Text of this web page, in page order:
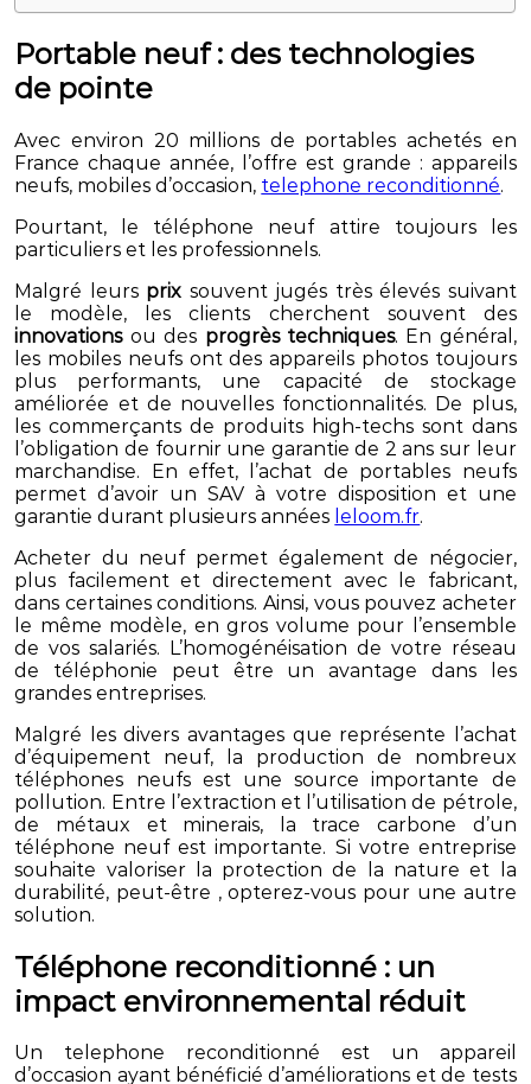
Portable neuf : des technologies
de pointe
Avec environ 20 millions de portables achetés en
France chaque année, l’offre est grande : appareils
neufs, mobiles d’occasion, telephone reconditionné.
Pourtant, le téléphone neuf attire toujours les
particuliers et les professionnels.
Malgré leurs prix souvent jugés très élevés suivant
le modèle, les clients cherchent souvent des
innovationsou des progrès techniques. En général,
les mobiles neufs ont des appareils photos toujours
plus performants, une capacité de stockage
améliorée et de nouvelles fonctionnalités. De plus,
les commerçants de produits high-techs sont dans
l’obligation de fournir une garantie de 2 ans sur leur
marchandise. En effet, l’achat de portables neufs
permet d’avoir un SAV à votre disposition et une
garantie durant plusieurs années leloom.fr.
Acheter du neuf permet également de négocier,
plus facilement et directement avec le fabricant,
dans certaines conditions. Ainsi, vous pouvez acheter
le même modèle, en gros volume pour l’ensemble
de vos salariés. L’homogénéisation de votre réseau
de téléphonie peut être un avantage dans les
grandes entreprises.
Malgré les divers avantages que représente l’achat
d’équipement neuf, la production de nombreux
téléphones neufs est une source importante de
pollution. Entre l’extraction et l’utilisation de pétrole,
de métaux et minerais, la trace carbone d’un
téléphone neuf est importante. Si votre entreprise
souhaite valoriser la protection de la nature et la
durabilité, peut-être , opterez-vous pour une autre
solution.
Téléphone reconditionné : un
impact environnemental réduit
Un telephone reconditionné est un appareil
d’occasion ayant bénéficié d’améliorations et de tests